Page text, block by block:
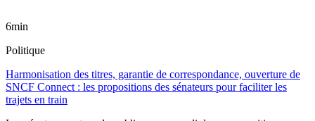
6min
Politique
Harmonisation des titres, garantie de correspondance, ouverture de
SNCF Connect : les propositions des sénateurs pour faciliter les
trajets en train